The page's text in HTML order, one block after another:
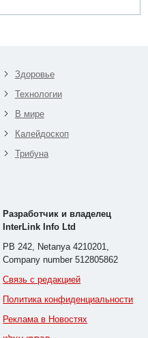
Здоровье
Технологии
В мире
Калейдоскоп
Трибуна
Разработчик и владелец
InterLink Info Ltd
PB 242, Netanya 4210201,
Company number 512805862
Связь с редакцией
Политика конфиденциальности
Реклама в Новостях